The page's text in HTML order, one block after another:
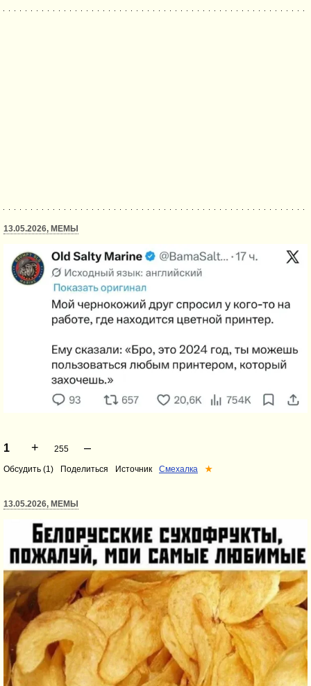
13.05.2026, МЕМЫ
1 + 255 –
Обсудить (1) Поделиться Источник Смехалка ★
13.05.2026, МЕМЫ